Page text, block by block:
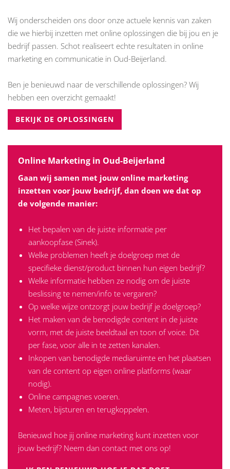
Wij onderscheiden ons door onze actuele kennis van zaken
die we hierbij inzetten met online oplossingen die bij jou en je
bedrijf passen. Schot realiseert echte resultaten in online
marketing en communicatie in Oud-Beijerland.
Ben je benieuwd naar de verschillende oplossingen? Wij
hebben een overzicht gemaakt!
BEKIJK DE OPLOSSINGEN
Online Marketing in Oud-Beijerland
Gaan wij samen met jouw online marketing
inzetten voor jouw bedrijf, dan doen we dat op
de volgende manier:
Het bepalen van de juiste informatie per
aankoopfase (Sinek).
Welke problemen heeft je doelgroep met de
specifieke dienst/product binnen hun eigen bedrijf?
Welke informatie hebben ze nodig om de juiste
beslissing te nemen/info te vergaren?
Op welke wijze ontzorgt jouw bedrijf je doelgroep?
Het maken van de benodigde content in de juiste
vorm, met de juiste beeldtaal en toon of voice. Dit
per fase, voor alle in te zetten kanalen.
Inkopen van benodigde mediaruimte en het plaatsen
van de content op eigen online platforms (waar
nodig).
Online campagnes voeren.
Meten, bijsturen en terugkoppelen.
Benieuwd hoe jij online marketing kunt inzetten voor
jouw bedrijf? Neem dan contact met ons op!